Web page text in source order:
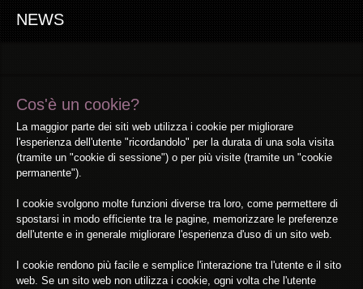
NEWS
Cos'è un cookie?
La maggior parte dei siti web utilizza i cookie per migliorare
l'esperienza dell'utente "ricordandolo" per la durata di una sola visita
(tramite un "cookie di sessione") o per più visite (tramite un "cookie
permanente").
I cookie svolgono molte funzioni diverse tra loro, come permettere di
spostarsi in modo efficiente tra le pagine, memorizzare le preferenze
dell'utente e in generale migliorare l'esperienza d'uso di un sito web.
I cookie rendono più facile e semplice l'interazione tra l'utente e il sito
web. Se un sito web non utilizza i cookie, ogni volta che l'utente